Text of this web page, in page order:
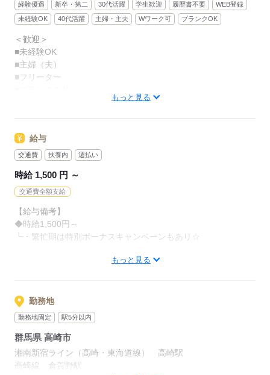
まずは笑顔で挨拶ができれば問題なし！
お客様が快適に過ごせる空間を作っていきましょう☆
コーディネーターや先輩スタッフがいますので、
経験がない方やブランク明けの方も
スグに慣れることができるのでご安心ください♪
経験優遇 新卒・第二 30代活躍 学生歓迎 履歴書不要
WEB登録
未経験OK
40代活躍 主婦・主夫 Wワーク可 ブランクOK
＜歓迎＞
■未経験OK
■主婦（夫）
■フリーター
■学歴不問
■ピアス・シンプルネイルOK（規定あり）
■髪色は9トーンまでOK
CA、美容部員、歯科助手、アパレルなど
異職種からの転職者が多数活躍中☆
■受付の仕事に興味がある
■仕事復帰したい
もっと見る
給与
交通費 扶養内 週払い
時給 1,500 円 ～
交通費全額支給
【給与備考】
◆時給1,500円～
┗・繁忙期は特別ボーナスキャンペーンもあり☆
＜給与例＞
時給1,500円×7.5h×20日
＝225,000円
＼月22万円以上可能！／
もっと見る
勤務地
勤務地固定 駅5分以内
群馬県 高崎市
湘南新宿ライン（高崎・東海道線） 高崎駅
高崎線 倉賀野駅